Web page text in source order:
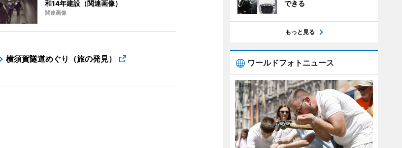
和14年建設（関連画像）
関連画像
横須賀隧道めぐり（旅の発見）
できる
もっと見る
ワールドフォトニュース